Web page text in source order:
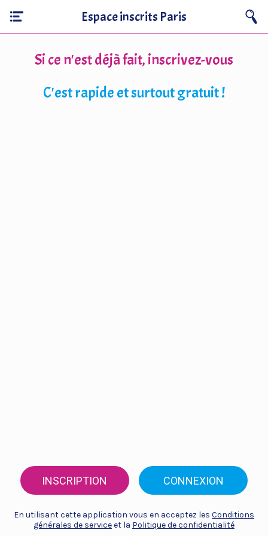
Espace inscrits Paris
Si ce n'est déjà fait, inscrivez-vous
C'est rapide et surtout gratuit !
INSCRIPTION CONNEXION
En utilisant cette application vous en acceptez les Conditions
générales de serviceet la Politique de confidentialité